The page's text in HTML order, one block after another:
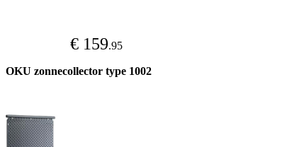
€ 159.95
OKU zonnecollector type 1002